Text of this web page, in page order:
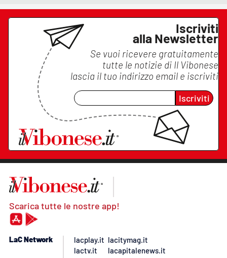
Iscriviti
alla Newsletter
Se vuoi ricevere gratuitamente
tutte le notizie di Il Vibonese
lascia il tuo indirizzo email e iscriviti
Iscriviti
Scarica tutte le nostre app!
LaC Network
lacplay.it
lactv.it
lacitymag.it
lacapitalenews.it